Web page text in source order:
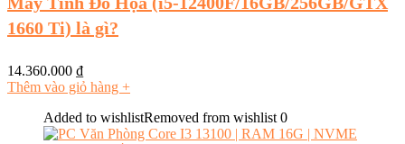
1660 Ti) là gì?
14.360.000 ₫
Thêm vào giỏ hàng +
Added to wishlistRemoved from wishlist 0